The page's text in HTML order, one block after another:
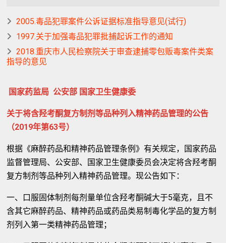
2005.毒品犯罪案件公诉证据标准指导意见(试行)
1997.关于加强毒品犯罪批捕起诉工作的通知
2018.重庆市人民检察院关于审查逮捕零包贩毒案件类案
指导的意见
国家药监局 公安部 国家卫生健康委
关于将含羟考酮复方制剂等品种列入精神药品管理的公告
（2019年第63号）
根据《麻醉药品和精神药品管理条例》有关规定，国家药品
监督管理局、公安部、国家卫生健康委员会决定将含羟考酮
复方制剂等品种列入精神药品管理。现公告如下：
一、口服固体制剂每剂量单位含羟考酮碱大于5毫克，且不
含其它麻醉药品、精神药品或药品类易制毒化学品的复方制
剂列入第一类精神药品管理；